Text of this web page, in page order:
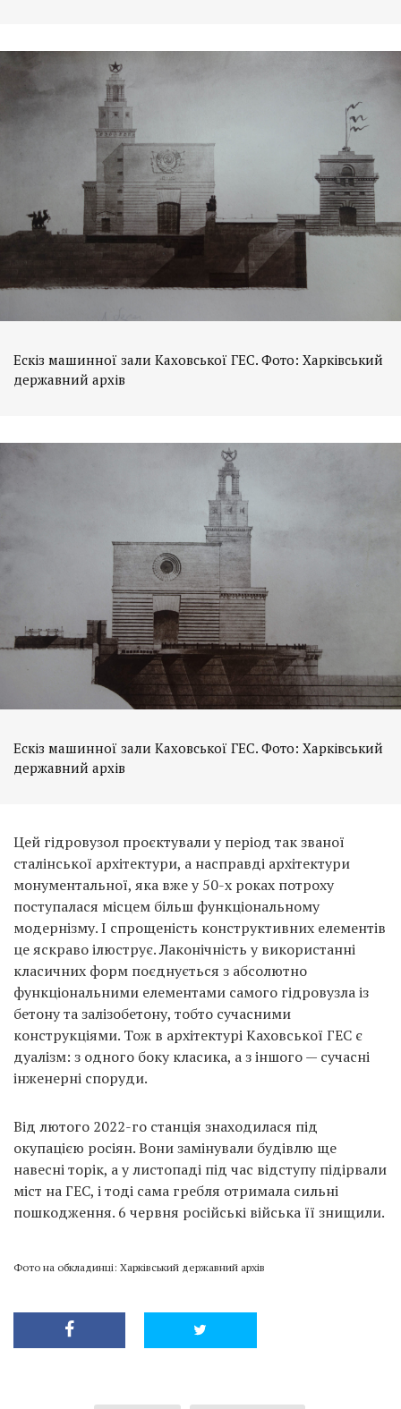
Ескіз машинної зали Каховської ГЕС. Фото: Харківський
державний архів
Ескіз машинної зали Каховської ГЕС. Фото: Харківський
державний архів
Цей гідровузол проєктували у період так званої
сталінської архітектури, а насправді архітектури
монументальної, яка вже у 50-х роках потроху
поступалася місцем більш функціональному
модернізму. І спрощеність конструктивних елементів
це яскраво ілюструє. Лаконічність у використанні
класичних форм поєднується з абсолютно
функціональними елементами самого гідровузла із
бетону та залізобетону, тобто сучасними
конструкціями. Тож в архітектурі Каховської ГЕС є
дуалізм: з одного боку класика, а з іншого — сучасні
інженерні споруди.
Від лютого 2022-го станція знаходилася під
окупацією росіян. Вони замінували будівлю ще
навесні торік, а у листопаді під час відступу підірвали
міст на ГЕС, і тоді сама гребля отримала сильні
пошкодження. 6 червня російські війська її знищили.
Фото на обкладинці: Харківський державний архів